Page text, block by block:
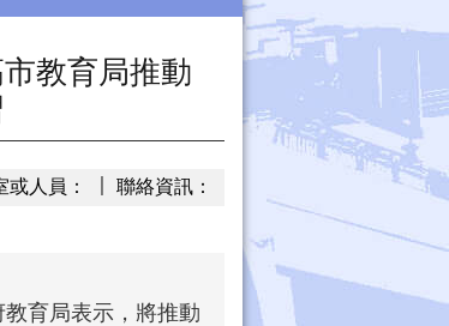
教育局推動
或人員： 聯絡資訊：
育局表示，將推動